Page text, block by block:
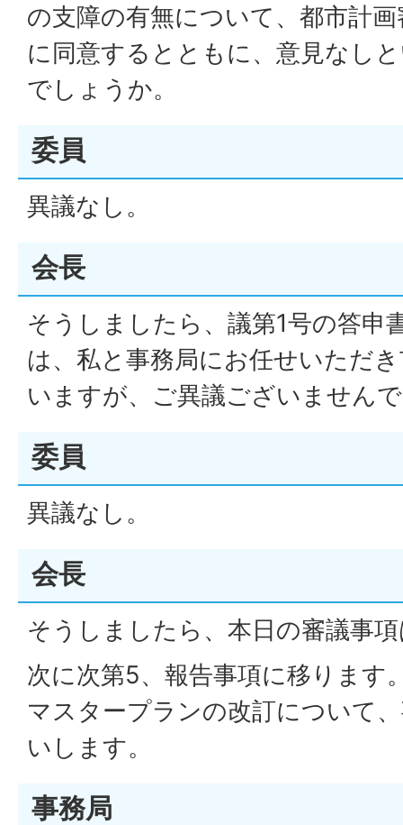
の支障の有無について、都市計
に同意するとともに、意見なし
でしょうか。
委員
異議なし。
会長
そうしましたら、議第1号の答申
は、私と事務局にお任せいただ
いますが、ご異議ございません
委員
異議なし。
会長
そうしましたら、本日の審議事
次に次第5、報告事項に移ります
マスタープランの改訂について
いします。
事務局